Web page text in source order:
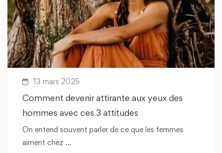
13 mars 2025
Comment devenir attirante aux yeux des
hommes avec ces 3 attitudes
On entend souvent parler de ce que les femmes
aiment chez …